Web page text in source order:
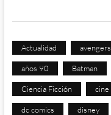
Actualidad avengers
años 90 Batman
Ciencia Ficción cine
dc comics disney